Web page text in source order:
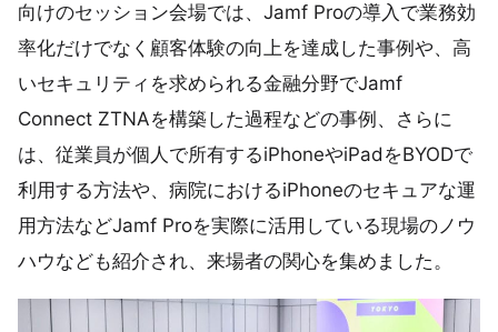
向けのセッション会場では、Jamf Proの導入で業務効
率化だけでなく顧客体験の向上を達成した事例や、高
いセキュリティを求められる金融分野でJamf
Connect ZTNAを構築した過程などの事例、さらに
は、従業員が個人で所有するiPhoneやiPadをBYODで
利用する方法や、病院におけるiPhoneのセキュアな運
用方法などJamf Proを実際に活用している現場のノウ
ハウなども紹介され、来場者の関心を集めました。